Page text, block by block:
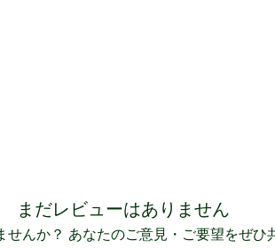
まだレビューはありません
んか？ あなたのご意見・ご要望をぜひ